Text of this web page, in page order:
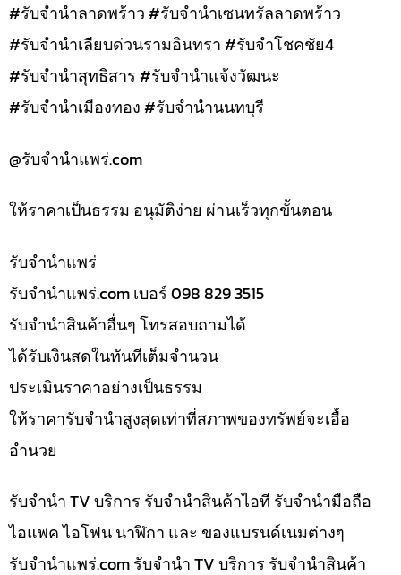
#รับจำนำลาดพร้าว #รับจำนำเซนทรัลลาดพร้าว
#รับจำนำเลียบด่วนรามอินทรา #รับจำโชคชัย4
#รับจำนำสุทธิสาร #รับจำนำแจ้งวัฒนะ
#รับจำนำเมืองทอง #รับจำนำนนทบุรี
@รับจํานําแพร่.com
ให้ราคาเป็นธรรม อนุมัติง่าย ผ่านเร็วทุกขั้นตอน
รับจํานำแพร่
รับจํานําแพร่.com เบอร์ 098 829 3515
รับจำนำสินค้าอื่นๆ โทรสอบถามได้
ได้รับเงินสดในทันทีเต็มจำนวน
ประเมินราคาอย่างเป็นธรรม
ให้ราคารับจำนำสูงสุดเท่าที่สภาพของทรัพย์จะเอื้อ
อำนวย
รับจำนำ TV บริการ รับจำนำสินค้าไอที รับจำนำมือถือ
ไอแพค ไอโฟน นาฬิกา และ ของแบรนด์เนมต่างๆ
รับจํานําแพร่.com รับจำนำ TV บริการ รับจำนำสินค้า